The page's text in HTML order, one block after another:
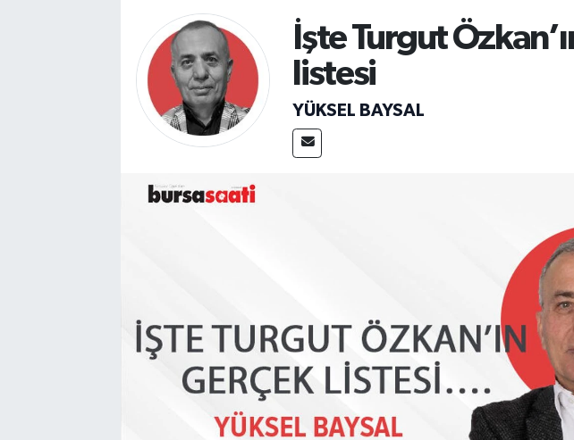
İşte Turgut
listesi
YÜKSEL BAYSAL